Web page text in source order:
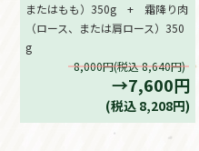
またはもも）350g + 霜降り肉
（ロース、または肩ロース）350
g
8,000円(税込 8,640円)
→7,600円
(税込 8,208円)